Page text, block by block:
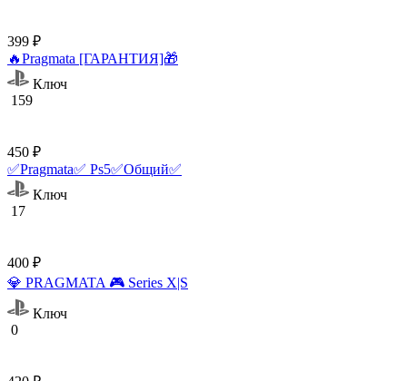
399 ₽
🔥Pragmata [ГАРАНТИЯ]🎁
Ключ
159
450 ₽
✅Pragmata✅ Ps5✅Общий✅
Ключ
17
400 ₽
💎 PRAGMATA 🎮 Series X|S
Ключ
0